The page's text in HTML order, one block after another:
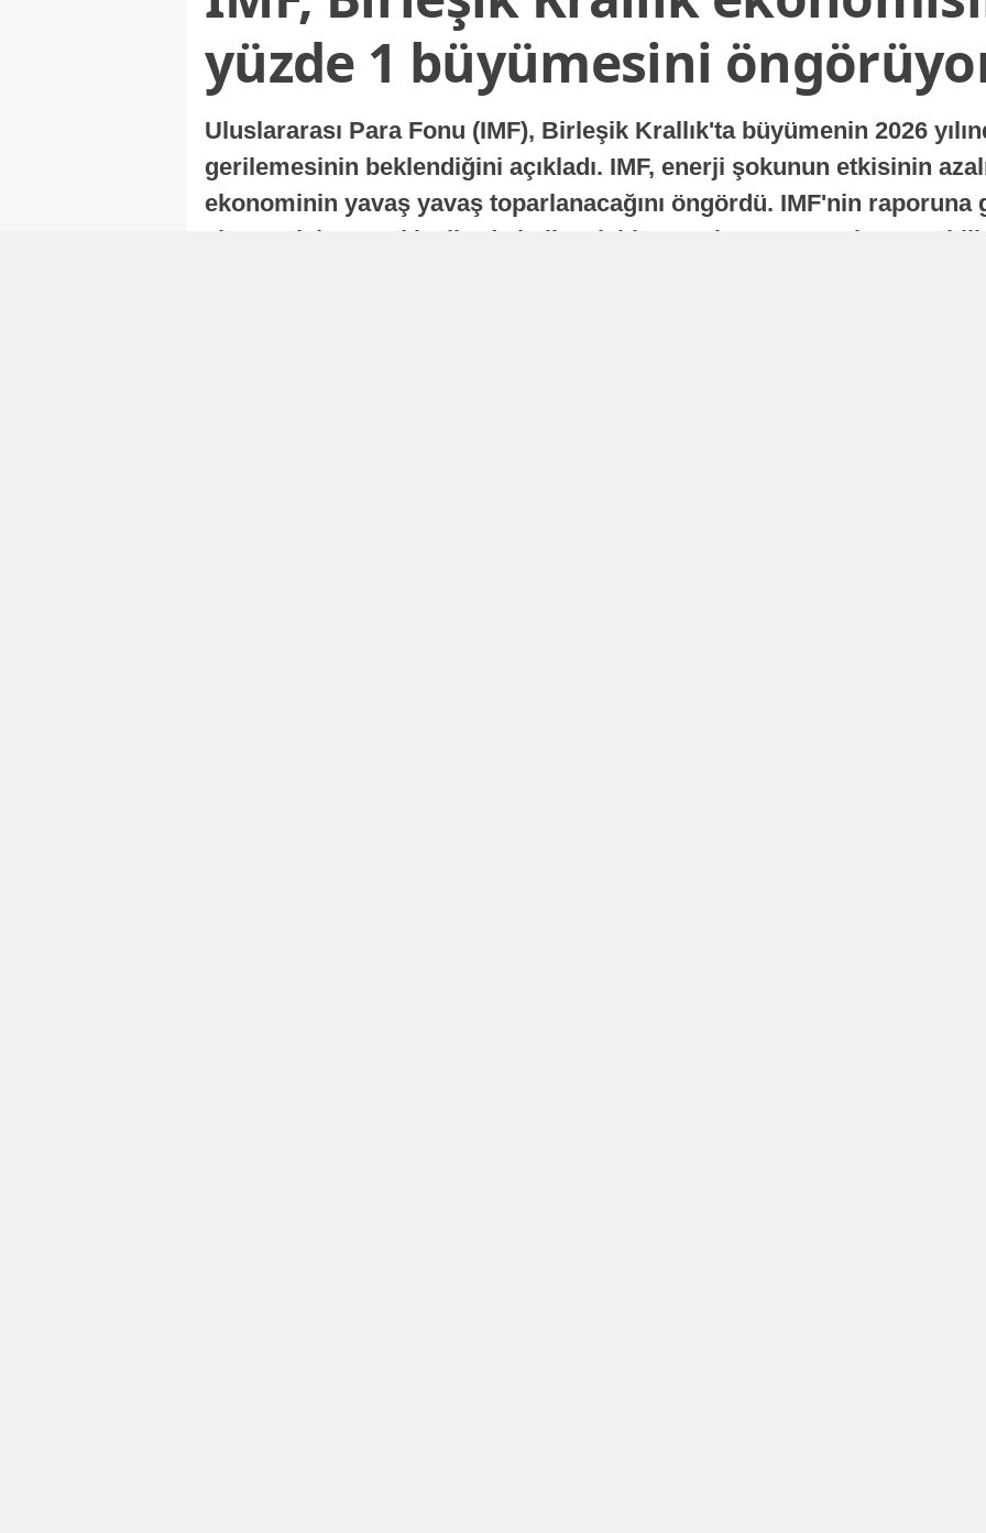
yüzde 1 büyümesini
Uluslararası Para Fonu (IMF), Birleşik Krallık'ta büyümenin 2026
gerilemesinin beklendiğini açıkladı. IMF, enerji şokunun etkisinin
ekonominin yavaş yavaş toparlanacağını öngördü. IMF'nin raporuna
ekonomisi, sonraki yıllarda istikrarlı bir toparlanma süreci